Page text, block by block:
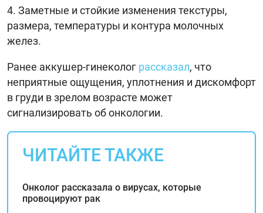
Заметные и стойкие изменения текстуры,
размера, температуры и контура молочных
желез.
Ранее аккушер-гинеколог рассказал, что
неприятные ощущения, уплотнения и дискомфорт
в груди в зрелом возрасте может
сигнализировать об онкологии.
ЧИТАЙТЕ ТАКЖЕ
Онколог рассказала о вирусах, которые
провоцируют рак